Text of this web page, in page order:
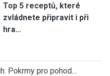
Top 5 receptů, které
zvládnete připravit i při
hra…
Pokrmy pro pohod…